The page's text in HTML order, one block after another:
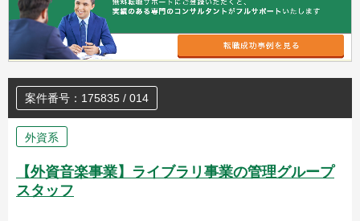
案件番号：175835 / 014
外資系
【外資音楽事業】ライブラリ事業の管理グループ
スタッフ